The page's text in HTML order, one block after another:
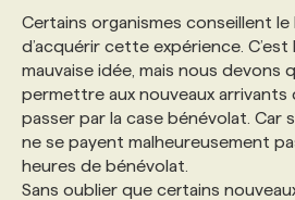
Certains organismes conseillent le
d’acquérir cette expérience. C’est
mauvaise idée, mais nous devons
permettre aux nouveaux arrivants
passer par la case bénévolat. Car
ne se payent malheureusement
heures de bénévolat.
Sans oublier que certains